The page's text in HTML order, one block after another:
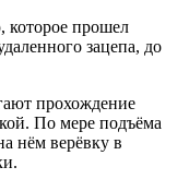
которое прошел
зацепа, до
прохождение
По мере подъёма
нём верёвку в